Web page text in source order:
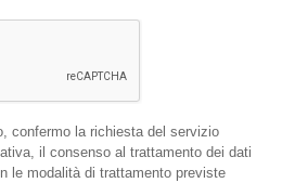
confermo la richiesta del servizio
il consenso al trattamento dei dati
le modalità di trattamento previste